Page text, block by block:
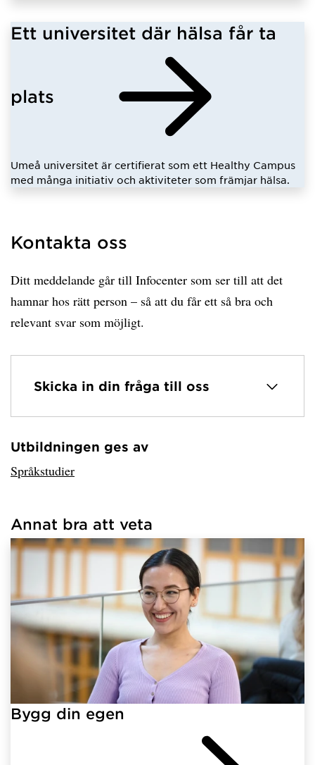
Ett universitet där hälsa får ta
plats
Umeå universitet är certifierat som ett Healthy Campus
med många initiativ och aktiviteter som främjar hälsa.
Kontakta oss
Ditt meddelande går till Infocenter som ser till att det
hamnar hos rätt person – så att du får ett så bra och
relevant svar som möjligt.
Skicka in din fråga till oss
Har hämtat avsändare.
Utbildningen ges av
Språkstudier
hämtat länkar.
Annat bra att veta
Bygg din egen